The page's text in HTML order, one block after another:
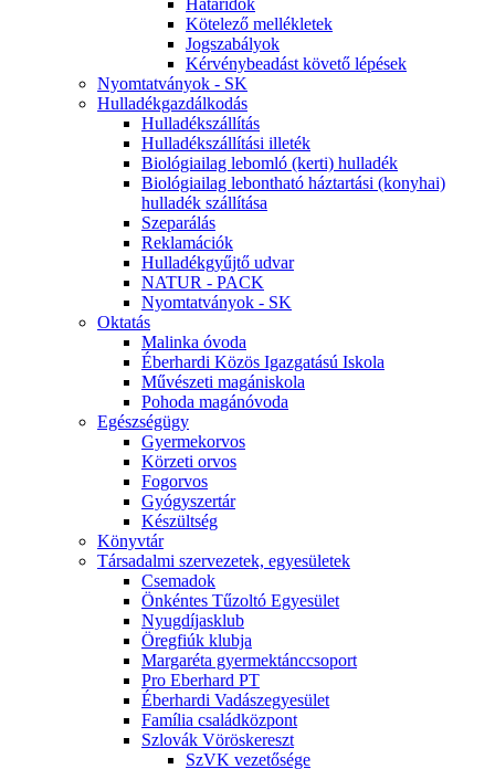
Határidők
Kötelező mellékletek
Jogszabályok
Kérvénybeadást követő lépések
Nyomtatványok - SK
Hulladékgazdálkodás
Hulladékszállítás
Hulladékszállítási illeték
Biológiailag lebomló (kerti) hulladék
Biológiailag lebontható háztartási (konyhai)
hulladék szállítása
Szeparálás
Reklamációk
Hulladékgyűjtő udvar
NATUR - PACK
Nyomtatványok - SK
Oktatás
Malinka óvoda
Éberhardi Közös Igazgatású Iskola
Művészeti magániskola
Pohoda magánóvoda
Egészségügy
Gyermekorvos
Körzeti orvos
Fogorvos
Gyógyszertár
Készültség
Könyvtár
Társadalmi szervezetek, egyesületek
Csemadok
Önkéntes Tűzoltó Egyesület
Nyugdíjasklub
Öregfiúk klubja
Margaréta gyermektánccsoport
Pro Eberhard PT
Éberhardi Vadászegyesület
Família családközpont
Szlovák Vöröskereszt
SzVK vezetősége